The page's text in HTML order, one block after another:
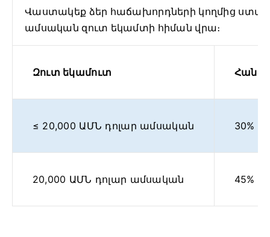
Վաստակեք ձեր հաճախորդների կողմից
ամսական զուտ եկամտի հիման վրա։
Զուտ եկամուտ
≤ 20,000 ԱՄՆ դոլար ամսական 30%
20,000 ԱՄՆ դոլար ամսական 45%